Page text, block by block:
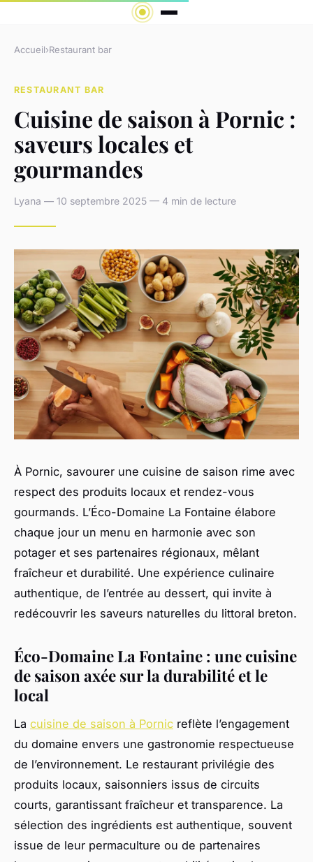
Accueil›Restaurant bar
RESTAURANT BAR
Cuisine de saison à Pornic :
saveurs locales et
gourmandes
Lyana — 10 septembre 2025 — 4 min de lecture
À Pornic, savourer une cuisine de saison rime avec
respect des produits locaux et rendez-vous
gourmands. L’Éco-Domaine La Fontaine élabore
chaque jour un menu en harmonie avec son
potager et ses partenaires régionaux, mêlant
fraîcheur et durabilité. Une expérience culinaire
authentique, de l’entrée au dessert, qui invite à
redécouvrir les saveurs naturelles du littoral breton.
Éco-Domaine La Fontaine : une cuisine
de saison axée sur la durabilité et le
local
La cuisine de saison à Pornic reflète l’engagement
du domaine envers une gastronomie respectueuse
de l’environnement. Le restaurant privilégie des
produits locaux, saisonniers issus de circuits
courts, garantissant fraîcheur et transparence. La
sélection des ingrédients est authentique, souvent
issue de leur permaculture ou de partenaires